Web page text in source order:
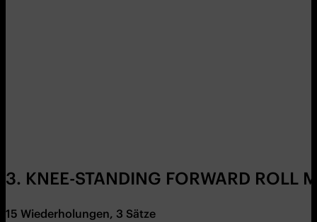
3. KNEE-STANDING FORWARD ROLL
15 Wiederholungen, 3 Sätze